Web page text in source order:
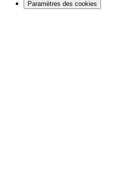
Paramètres des cookies